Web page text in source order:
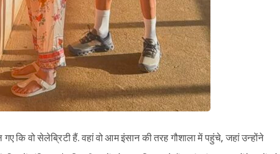
वो सेलेब्रिटी हैं. वहां वो आम इंसान की तरह गौशाला में पहुंचे, जहां उन्होंने